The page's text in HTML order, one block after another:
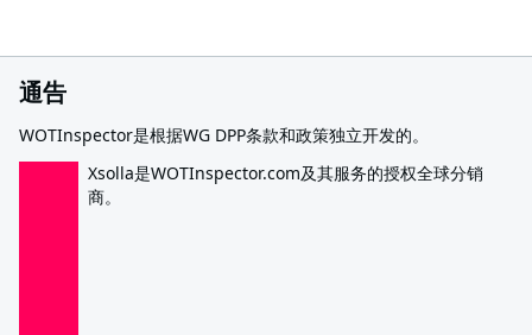
通告
WOTInspector是根据WG DPP条款和政策独立开发的。
Xsolla是WOTInspector.com及其服务的授权全球分销
商。